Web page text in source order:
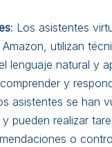
: Los asistentes
utilizan
lenguaje natural y
y
asistentes se han
pueden realizar
o